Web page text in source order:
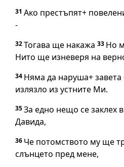
31 Ако престъпят+
-
32Тогава ще накажа 33 Но
Нито ще изневеря на
34 Няма да наруша+
излязло из устните Ми.
35За едно нещо се заклех
Давида,
36 Че потомството му ще
слънцето пред мене,